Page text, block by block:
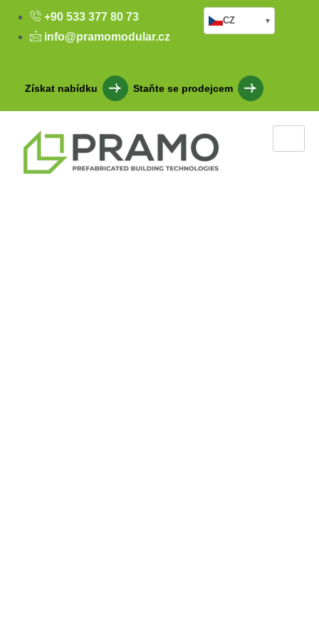
+90 533 377 80 73
info@pramomodular.cz
Získat nabídku Staňte se prodejcem
CZ ▾